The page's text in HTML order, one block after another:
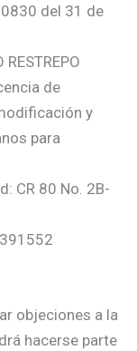
del 31 de
de
y
para
CR 80 No. 2B-
objeciones a la
hacerse parte